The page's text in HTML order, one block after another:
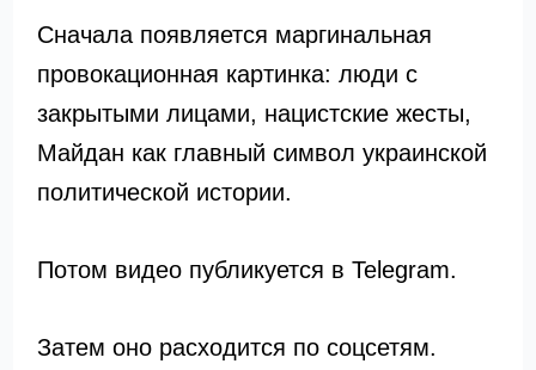
Сначала появляется маргинальная
провокационная картинка: люди с
закрытыми лицами, нацистские жесты,
Майдан как главный символ украинской
политической истории.
Потом видео публикуется в Telegram.
Затем оно расходится по соцсетям.